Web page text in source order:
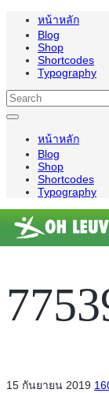
หน้าหลัก
Blog
Shop
Shortcodes
Typography
หน้าหลัก
Blog
Shop
Shortcodes
Typography
15 กันยายน 2019